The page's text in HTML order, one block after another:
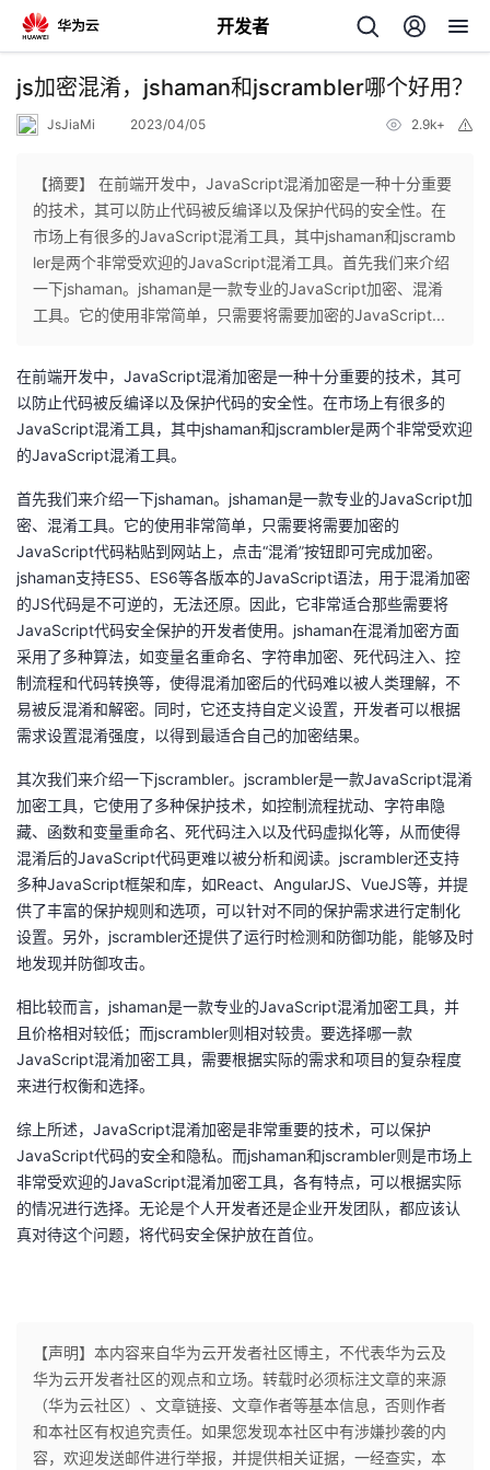
开发者
返
个
人
主
页
我
的
开
者
我
的
博
客
我
的
论
坛
我
的
圈
子
我
的
直
我
的
动
我
关
注
我
的
开
发
学
堂
课
程
的
认
我
的
我
我
的
Programs
我
的
持
我
术
支
云
声
js加密混淆，jshaman和jscrambler哪个好用？
JsJiaMi 2023/04/05 2.9k+
【摘要】 在前端开发中，JavaScript混淆加密是一种十分重要
的技术，其可以防止代码被反编译以及保护代码的安全性。在
市场上有很多的JavaScript混淆工具，其中jshaman和jscramb
ler是两个非常受欢迎的JavaScript混淆工具。首先我们来介绍
一下jshaman。jshaman是一款专业的JavaScript加密、混淆
工具。它的使用非常简单，只需要将需要加密的JavaScript...
在前端开发中，JavaScript混淆加密是一种十分重要的技术，其可
以防止代码被反编译以及保护代码的安全性。在市场上有很多的
JavaScript混淆工具，其中jshaman和jscrambler是两个非常受欢迎
的JavaScript混淆工具。
首先我们来介绍一下jshaman。jshaman是一款专业的JavaScript加
密、混淆工具。它的使用非常简单，只需要将需要加密的
JavaScript代码粘贴到网站上，点击“混淆”按钮即可完成加密。
jshaman支持ES5、ES6等各版本的JavaScript语法，用于混淆加密
的JS代码是不可逆的，无法还原。因此，它非常适合那些需要将
JavaScript代码安全保护的开发者使用。jshaman在混淆加密方面
采用了多种算法，如变量名重命名、字符串加密、死代码注入、控
制流程和代码转换等，使得混淆加密后的代码难以被人类理解，不
易被反混淆和解密。同时，它还支持自定义设置，开发者可以根据
需求设置混淆强度，以得到最适合自己的加密结果。
其次我们来介绍一下jscrambler。jscrambler是一款JavaScript混淆
加密工具，它使用了多种保护技术，如控制流程扰动、字符串隐
藏、函数和变量重命名、死代码注入以及代码虚拟化等，从而使得
混淆后的JavaScript代码更难以被分析和阅读。jscrambler还支持
多种JavaScript框架和库，如React、AngularJS、VueJS等，并提
供了丰富的保护规则和选项，可以针对不同的保护需求进行定制化
设置。另外，jscrambler还提供了运行时检测和防御功能，能够及时
地发现并防御攻击。
相比较而言，jshaman是一款专业的JavaScript混淆加密工具，并
且价格相对较低；而jscrambler则相对较贵。要选择哪一款
JavaScript混淆加密工具，需要根据实际的需求和项目的复杂程度
来进行权衡和选择。
综上所述，JavaScript混淆加密是非常重要的技术，可以保护
JavaScript代码的安全和隐私。而jshaman和jscrambler则是市场上
非常受欢迎的JavaScript混淆加密工具，各有特点，可以根据实际
的情况进行选择。无论是个人开发者还是企业开发团队，都应该认
真对待这个问题，将代码安全保护放在首位。
【声明】本内容来自华为云开发者社区博主，不代表华为云及
华为云开发者社区的观点和立场。转载时必须标注文章的来源
（华为云社区）、文章链接、文章作者等基本信息，否则作者
和本社区有权追究责任。如果您发现本社区中有涉嫌抄袭的内
容，欢迎发送邮件进行举报，并提供相关证据，一经查实，本